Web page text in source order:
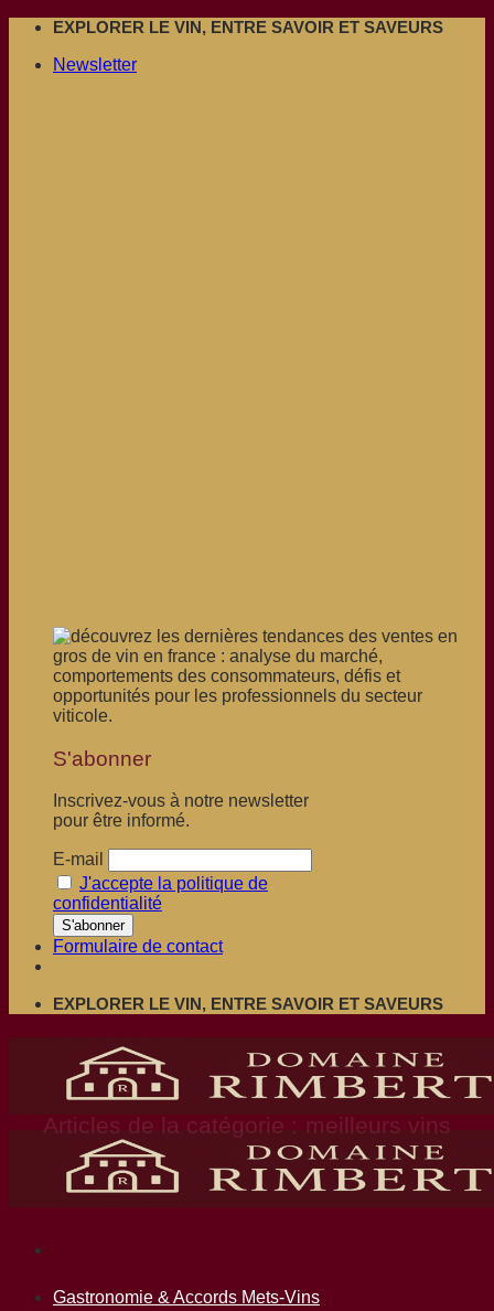
Passer
contenu
EXPLORER LE VIN, ENTRE SAVOIR ET SAVEURS
Newsletter
S'abonner
Inscrivez-vous à notre newsletter
pour être informé.
E-mail
J'accepte la politique de
confidentialité
Formulaire de contact
EXPLORER LE VIN, ENTRE SAVOIR ET SAVEURS
Gastronomie & Accords Mets-Vins
meilleurs vins